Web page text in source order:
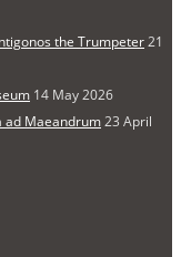
the Trumpeter21
14 May 2026
ad Maeandrum23 April